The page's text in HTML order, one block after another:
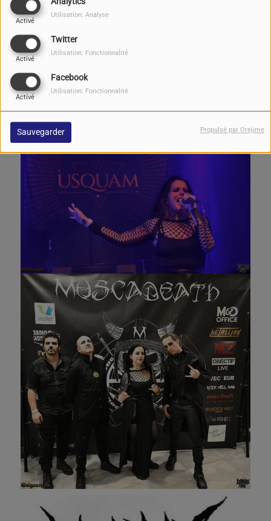
Activé
Utilisation: Analyse
Twitter
Activé
Utilisation: Fonctionnalité
Facebook
Activé
Utilisation: Fonctionnalité
Sauvegarder Propulsé par Orejime
hyper violents, rapides, et ses passages quasi doomesques.
rigueur.
j'ai été assez étonné et cela m'a plutôt bien branché.....